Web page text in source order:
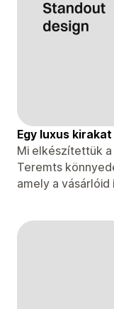
Egy luxus kirakat
Mi elkészítettük
Teremts
amely a